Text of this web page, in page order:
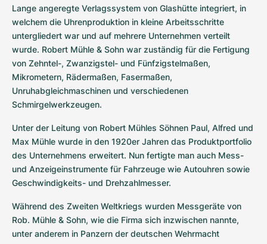
Lange angeregte Verlagssystem von Glashütte integriert, in
welchem die Uhrenproduktion in kleine Arbeitsschritte
untergliedert war und auf mehrere Unternehmen verteilt
wurde. Robert Mühle & Sohn war zuständig für die Fertigung
von Zehntel-, Zwanzigstel- und Fünfzigstelmaßen,
Mikrometern, Rädermaßen, Fasermaßen,
Unruhabgleichmaschinen und verschiedenen
Schmirgelwerkzeugen.
Unter der Leitung von Robert Mühles Söhnen Paul, Alfred und
Max Mühle wurde in den 1920er Jahren das Produktportfolio
des Unternehmens erweitert. Nun fertigte man auch Mess-
und Anzeigeinstrumente für Fahrzeuge wie Autouhren sowie
Geschwindigkeits- und Drehzahlmesser.
Während des Zweiten Weltkriegs wurden Messgeräte von
Rob. Mühle & Sohn, wie die Firma sich inzwischen nannte,
unter anderem in Panzern der deutschen Wehrmacht